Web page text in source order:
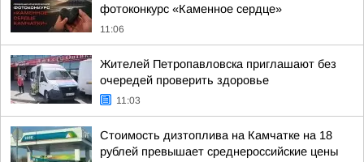
фотоконкурс «Каменное сердце»
11:06
Жителей Петропавловска приглашают без
очередей проверить здоровье
11:03
Стоимость дизтоплива на Камчатке на 18
рублей превышает среднероссийские цены